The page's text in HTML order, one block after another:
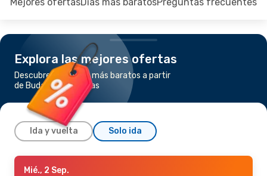
Explora las mejores ofertas
Descubre los vuelos más baratos a partir
de Budapest a Atenas
Ida y vuelta Solo ida
Sáb., 12 Sep.
Mié., 2 Sep.